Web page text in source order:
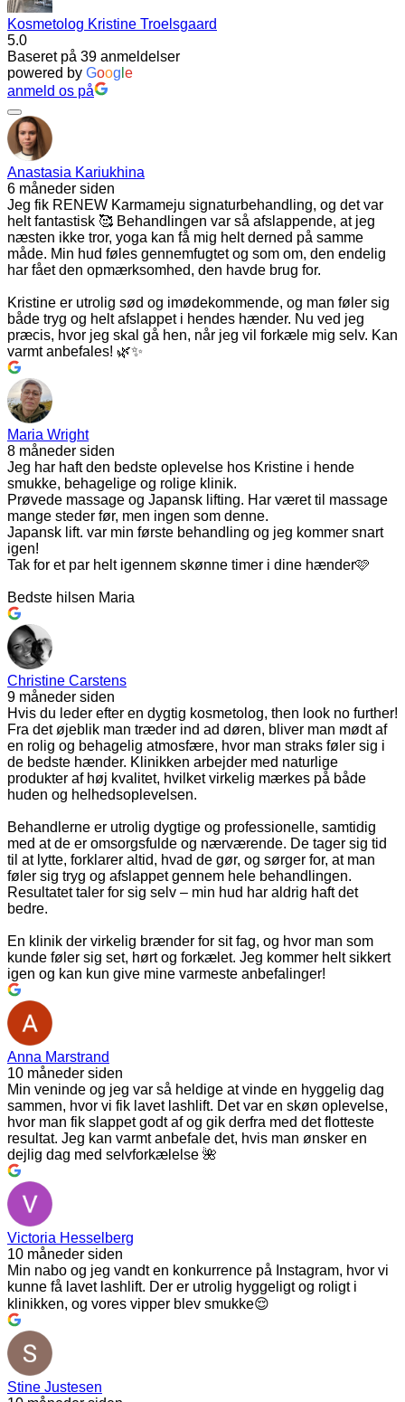
Kosmetolog Kristine Troelsgaard
5.0
Baseret på 39 anmeldelser
powered by Goog e
anmeld os på
Anastasia Kariukhina
6 måneder siden
Jeg fik RENEW Karmameju signaturbehandling, og det var
helt fantastisk 🥰 Behandlingen var så afslappende, at jeg
næsten ikke tror, yoga kan få mig helt derned på samme
måde. Min hud føles gennemfugtet og som om, den endelig
har fået den opmærksomhed, den havde brug for.
Kristine er utrolig sød og imødekommende, og man føler sig
både tryg og helt afslappet i hendes hænder. Nu ved jeg
præcis, hvor jeg skal gå hen, når jeg vil forkæle mig selv. Kan
varmt anbefales! 🌿✨
Maria Wright
8 måneder siden
Jeg har haft den bedste oplevelse hos Kristine i hende
smukke, behagelige og rolige klinik.
Prøvede massage og Japansk lifting. Har været til massage
mange steder før, men ingen som denne.
Japansk lift. var min første behandling og jeg kommer snart
igen!
Tak for et par helt igennem skønne timer i dine hænder🩷
Bedste hilsen Maria
Christine Carstens
9 måneder siden
Hvis du leder efter en dygtig kosmetolog, then look no further!
Fra det øjeblik man træder ind ad døren, bliver man mødt af
en rolig og behagelig atmosfære, hvor man straks føler sig i
de bedste hænder. Klinikken arbejder med naturlige
produkter af høj kvalitet, hvilket virkelig mærkes på både
huden og helhedsoplevelsen.
Behandlerne er utrolig dygtige og professionelle, samtidig
med at de er omsorgsfulde og nærværende. De tager sig tid
til at lytte, forklarer altid, hvad de gør, og sørger for, at man
føler sig tryg og afslappet gennem hele behandlingen.
Resultatet taler for sig selv – min hud har aldrig haft det
bedre.
En klinik der virkelig brænder for sit fag, og hvor man som
kunde føler sig set, hørt og forkælet. Jeg kommer helt sikkert
igen og kan kun give mine varmeste anbefalinger!
Anna Marstrand
10 måneder siden
Min veninde og jeg var så heldige at vinde en hyggelig dag
sammen, hvor vi fik lavet lashlift. Det var en skøn oplevelse,
hvor man fik slappet godt af og gik derfra med det flotteste
resultat. Jeg kan varmt anbefale det, hvis man ønsker en
dejlig dag med selvforkælelse 🌺
Victoria Hesselberg
10 måneder siden
Min nabo og jeg vandt en konkurrence på Instagram, hvor vi
kunne få lavet lashlift. Der er utrolig hyggeligt og roligt i
klinikken, og vores vipper blev smukke😌
Stine Justesen